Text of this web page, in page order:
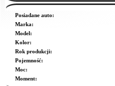
Posiadane auto:
Marka:
Model:
Kolor:
Rok produkcji:
Pojemność:
Moc:
Moment: